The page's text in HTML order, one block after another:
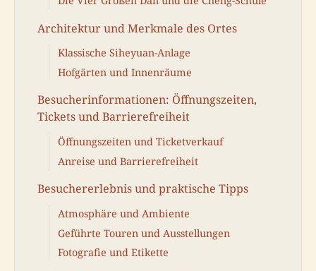
Architektur und Merkmale des Ortes
Klassische Siheyuan-Anlage
Hofgärten und Innenräume
Besucherinformationen: Öffnungszeiten,
Tickets und Barrierefreiheit
Öffnungszeiten und Ticketverkauf
Anreise und Barrierefreiheit
Besuchererlebnis und praktische Tipps
Atmosphäre und Ambiente
Geführte Touren und Ausstellungen
Fotografie und Etikette